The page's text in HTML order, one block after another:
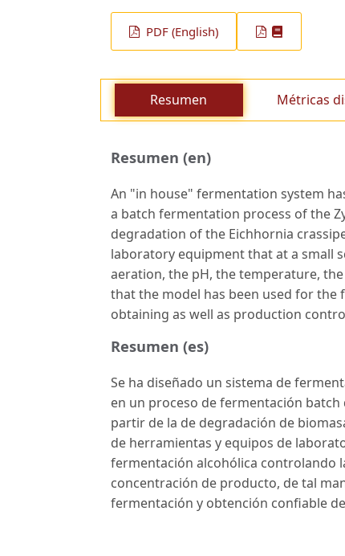
PDF (English)
Resumen Métricas
Resumen (en)
An "in house" fermentation system
a batch fermentation process of the
degradation of the Eichhornia
laboratory equipment that at a small
aeration, the pH, the temperature,
that the model has been used for
obtaining as well as production
Resumen (es)
Se ha diseñado un sistema de
en un proceso de fermentación batch
partir de la de degradación de
de herramientas y equipos de
fermentación alcohólica controlando
concentración de producto, de tal
fermentación y obtención confiable